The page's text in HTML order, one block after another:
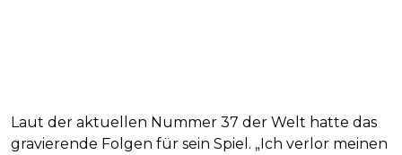
Laut der aktuellen Nummer 37 der Welt hatte das
gravierende Folgen für sein Spiel. „Ich verlor meinen